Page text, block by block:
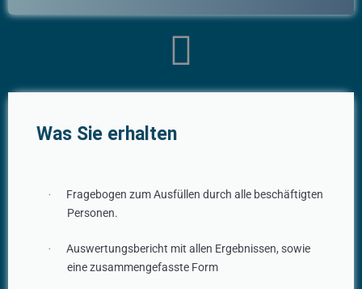
Was Sie erhalten
·
Fragebogen zum Ausfüllen durch alle beschäftigten
Personen.
·
Auswertungsbericht mit allen Ergebnissen, sowie
eine zusammengefasste Form